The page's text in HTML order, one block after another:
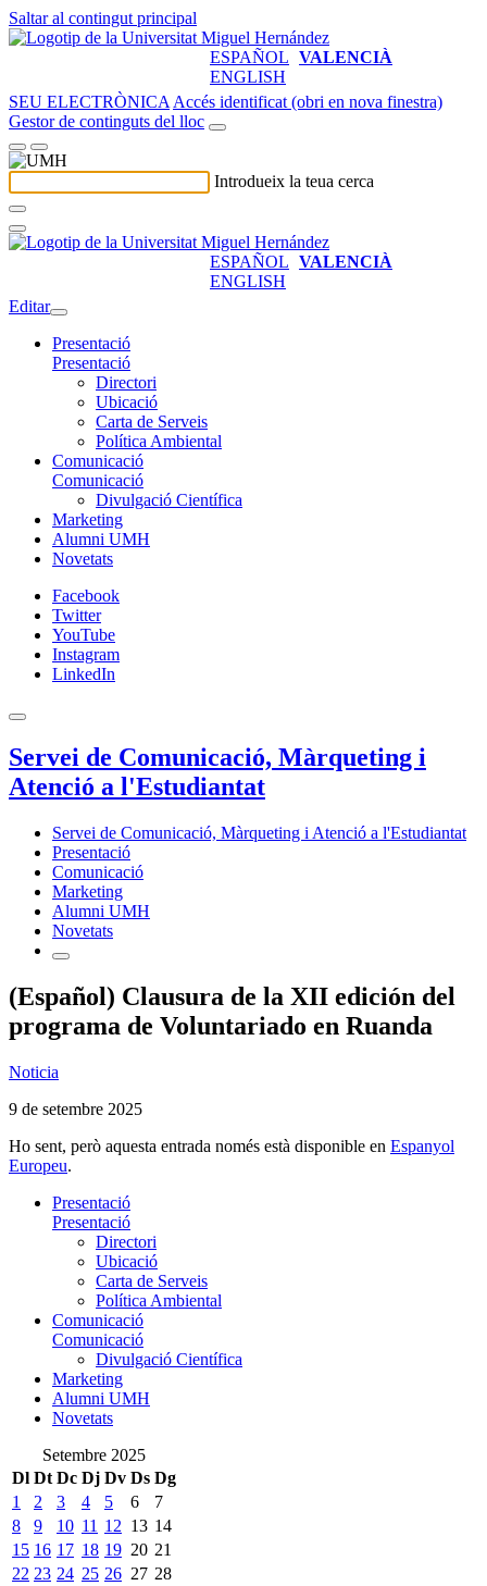
Saltar al contingut principal
ESPAÑOL VALENCIÀ
ENGLISH
SEU ELECTRÒNICA Accés identificat (obri en nova finestra)
Gestor de continguts del lloc
Introdueix la teua cerca
ESPAÑOL VALENCIÀ
ENGLISH
Editar
Presentació
Presentació
Directori
Ubicació
Carta de Serveis
Política Ambiental
Comunicació
Comunicació
Divulgació Científica
Marketing
Alumni UMH
Novetats
Facebook
Twitter
YouTube
Instagram
LinkedIn
Servei de Comunicació, Màrqueting i
Atenció a l'Estudiantat
Servei de Comunicació, Màrqueting i Atenció a l'Estudiantat
Presentació
Comunicació
Marketing
Alumni UMH
Novetats
(Español) Clausura de la XII edición del
programa de Voluntariado en Ruanda
Noticia
9 de setembre 2025
Ho sent, però aquesta entrada només està disponible en Espanyol
Europeu.
Presentació
Presentació
Directori
Ubicació
Carta de Serveis
Política Ambiental
Comunicació
Comunicació
Divulgació Científica
Marketing
Alumni UMH
Novetats
Setembre 2025
Dl Dt Dc Dj Dv Ds Dg
1
2 3 4 5 6
7
8
9 10 11 12 13 14
15 16 17 18 19 20 21
22 23 24 25 26 27 28